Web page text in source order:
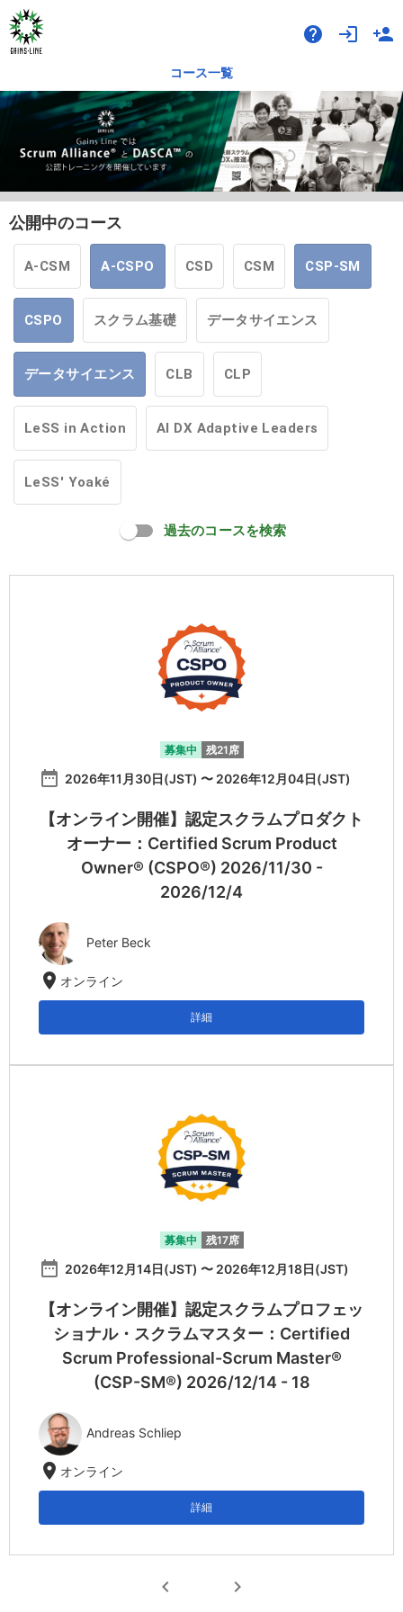
help login person_add
コース一覧
公開中のコース
A-CSM A-CSPO CSD CSM CSP-SM
CSPO スクラム基礎 データサイエンス
データサイエンス CLB CLP
LeSS in Action AI DX Adaptive Leaders
LeSS' Yoaké
過去のコースを検索
募集中 残21席
date_range 2026年11月30日(JST) 〜 2026年12月04日(JST)
【オンライン開催】認定スクラムプロダクト
オーナー：Certified Scrum Product
Owner® (CSPO®) 2026/11/30 -
2026/12/4
Peter Beck
location_on オンライン
詳細
募集中 残17席
date_range 2026年12月14日(JST) 〜 2026年12月18日(JST)
【オンライン開催】認定スクラムプロフェッ
ショナル・スクラムマスター：Certified
Scrum Professional-Scrum Master®
(CSP-SM®) 2026/12/14 - 18
Andreas Schliep
location_on オンライン
詳細
chevron_left chevron_right